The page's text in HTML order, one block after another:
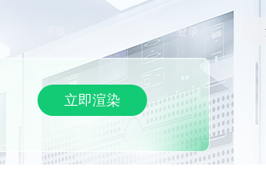
登录
立即渲染